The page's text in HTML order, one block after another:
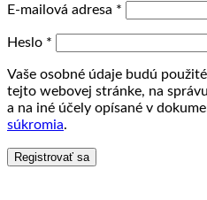
E-mailová adresa *
Heslo *
Vaše osobné údaje budú
tejto webovej stránke, na
a na iné účely opísané v
súkromia.
Registrovať sa